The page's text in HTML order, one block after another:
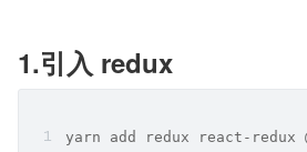
1.引入 redux
yarn add redux react-redux